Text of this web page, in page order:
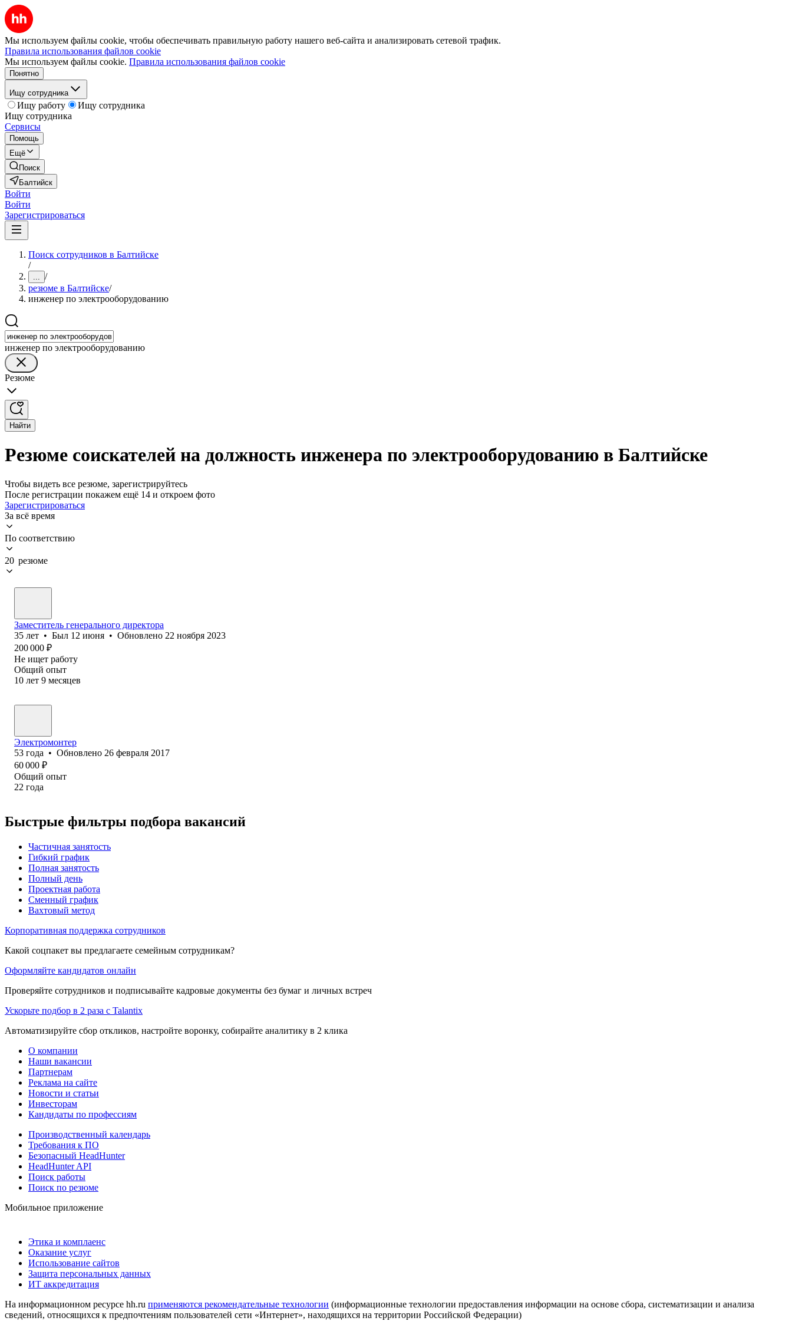
Мы используем файлы cookie, чтобы обеспечивать правильную работу нашего веб-сайта и анализировать сетевой трафик.
Правила использования файлов cookie
Мы используем файлы cookie. Правила использования файлов cookie
Понятно
Ищу сотрудника
Ищу работу
Ищу сотрудника
Ищу сотрудника
Сервисы
Помощь
Ещё
Поиск
Балтийск
Войти
Войти
Зарегистрироваться
Поиск сотрудников в Балтийске
/
... /
резюме в Балтийске/
инженер по электрооборудованию
инженер по электрооборудованию
Резюме
Найти
Резюме соискателей на должность инженера по электрооборудованию в Балтийске
Чтобы видеть все резюме, зарегистрируйтесь
После регистрации покажем ещё 14 и откроем фото
Зарегистрироваться
За всё время
По соответствию
20 резюме
Заместитель генерального директора
35 лет • Был 12 июня • Обновлено 22 ноября 2023
200 000 ₽
Не ищет работу
Общий опыт
10 лет 9 месяцев
Электромонтер
53 года • Обновлено 26 февраля 2017
60 000 ₽
Общий опыт
22 года
Быстрые фильтры подбора вакансий
Частичная занятость
Гибкий график
Полная занятость
Полный день
Проектная работа
Сменный график
Вахтовый метод
Корпоративная поддержка сотрудников
Какой соцпакет вы предлагаете семейным сотрудникам?
Оформляйте кандидатов онлайн
Проверяйте сотрудников и подписывайте кадровые документы без бумаг и личных встреч
Ускорьте подбор в 2 раза с Talantix
Автоматизируйте сбор откликов, настройте воронку, собирайте аналитику в 2 клика
О компании
Наши вакансии
Партнерам
Реклама на сайте
Новости и статьи
Инвесторам
Кандидаты по профессиям
Производственный календарь
Требования к ПО
Безопасный HeadHunter
HeadHunter API
Поиск работы
Поиск по резюме
Мобильное приложение
Этика и комплаенс
Оказание услуг
Использование сайтов
Защита персональных данных
ИТ аккредитация
На информационном ресурсе hh.ru применяются рекомендательные технологии (информационные технологии предоставления информации на основе сбора, систематизации и анализа
сведений, относящихся к предпочтениям пользователей сети «Интернет», находящихся на территории Российской Федерации)